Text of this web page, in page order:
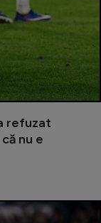
refuzat
nu e